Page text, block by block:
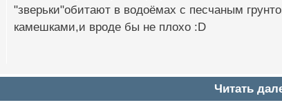
"зверьки"обитают в водоёмах с песчаным
камешками,и вроде бы не плохо :D
Читать